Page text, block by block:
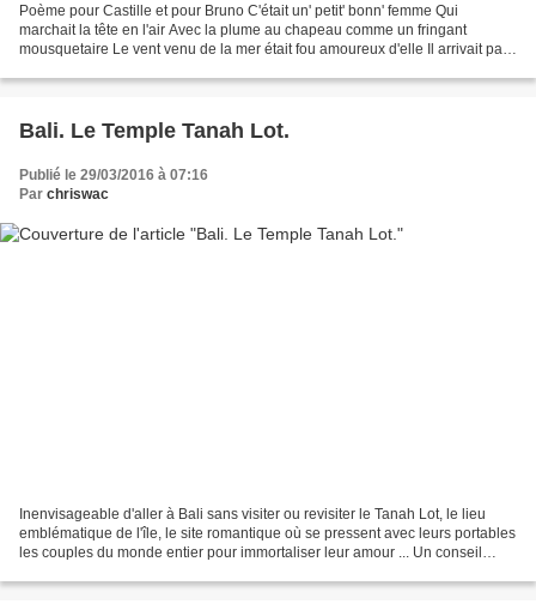
Poème pour Castille et pour Bruno C'était un' petit' bonn' femme Qui
marchait la tête en l'air Avec la plume au chapeau comme un fringant
mousquetaire Le vent venu de la mer était fou amoureux d'elle Il arrivait par
Bali. Le Temple Tanah Lot.
Publié le 29/03/2016 à 07:16
Par chriswac
Inenvisageable d'aller à Bali sans visiter ou revisiter le Tanah Lot, le lieu
emblématique de l'île, le site romantique où se pressent avec leurs portables
les couples du monde entier pour immortaliser leur amour ... Un conseil